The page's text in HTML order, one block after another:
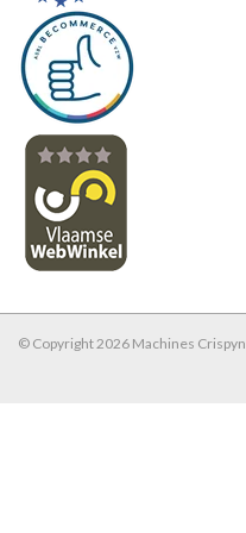
Werkplaatsinrichting |
Machines |
Cadeaubonnen &
Relatiegeschenken |
Oliën & Smeermiddelen |
© Copyright 2026 Machines Crispyn